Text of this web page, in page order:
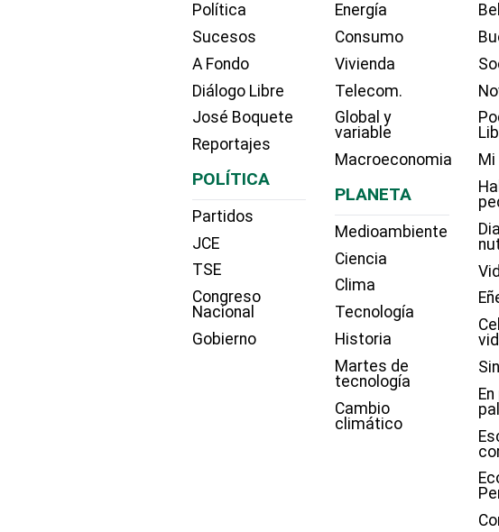
Política
Sucesos
A Fondo
Diálogo Libre
José Boquete
Reportajes
POLÍTICA
Partidos
JCE
TSE
Congreso
Nacional
Gobierno
Energía
Consumo
Vivienda
Telecom.
Global y
variable
Macroeconomia
PLANETA
Medioambiente
Ciencia
Clima
Tecnología
Historia
Martes de
tecnología
Cambio
climático